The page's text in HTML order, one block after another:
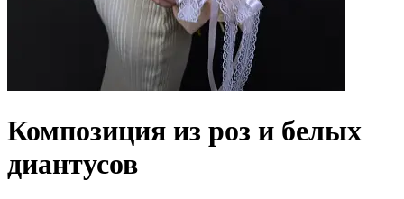
Композиция из роз и белых
диантусов